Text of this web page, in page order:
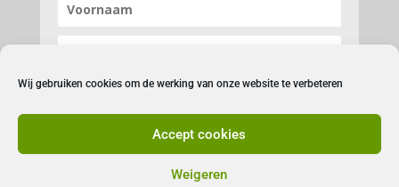
Wij gebruiken cookies om de werking van onze website te verbeteren
Accept cookies
Weigeren
Inschrijven